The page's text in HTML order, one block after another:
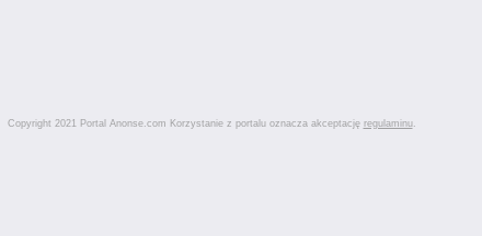
Copyright 2021 Portal Anonse.com Korzystanie z portalu oznacza akceptację regulaminu.